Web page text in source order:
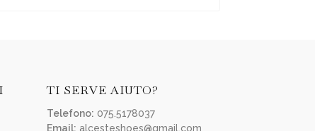
TI SERVE AIUTO?
Telefono: 075.5178037
Email: alcesteshoes@gmail.com